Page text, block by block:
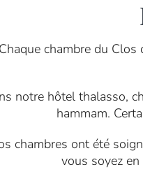
Chaque chambre du
notre hôtel thalasso,
hammam.
chambres ont été
vous soyez